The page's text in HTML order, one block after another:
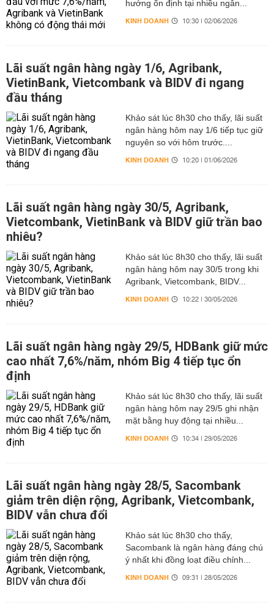
hướng ổn định tại nhiều ngân...
KINH DOANH 10:30 | 02/06/2026
Lãi suất ngân hàng ngày 1/6, Agribank,
VietinBank, Vietcombank và BIDV đi ngang
đầu tháng
Khảo sát lúc 8h30 cho thấy, lãi suất
ngân hàng hôm nay 1/6 tiếp tục giữ
nguyên so với hôm trước....
KINH DOANH 10:20 | 01/06/2026
Lãi suất ngân hàng ngày 30/5, Agribank,
Vietcombank, VietinBank và BIDV giữ trần bao
nhiêu?
Khảo sát lúc 8h30 cho thấy, lãi suất
ngân hàng hôm nay 30/5 trong khi
Agribank, Vietcombank, BIDV...
KINH DOANH 10:22 | 30/05/2026
Lãi suất ngân hàng ngày 29/5, HDBank giữ mức
cao nhất 7,6%/năm, nhóm Big 4 tiếp tục ổn
định
Khảo sát lúc 8h30 cho thấy, lãi suất
ngân hàng hôm nay 29/5 ghi nhận
mặt bằng huy động tại nhiều...
KINH DOANH 10:34 | 29/05/2026
Lãi suất ngân hàng ngày 28/5, Sacombank
giảm trên diện rộng, Agribank, Vietcombank,
BIDV vẫn chưa đổi
Khảo sát lúc 8h30 cho thấy,
Sacombank là ngân hàng đáng chú
ý nhất khi đồng loạt điều chỉnh...
KINH DOANH 09:31 | 28/05/2026